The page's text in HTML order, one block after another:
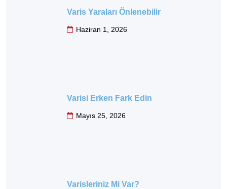
Varis Yaraları Önlenebilir
Haziran 1, 2026
Varisi Erken Fark Edin
Mayıs 25, 2026
Varisleriniz Mi Var?